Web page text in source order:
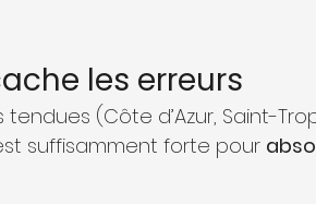
les erreurs
(Côte d’Azur, Saint-
suffisamment forte pour